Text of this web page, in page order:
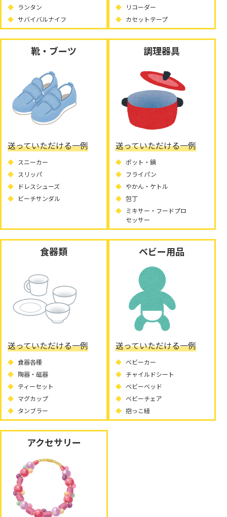
ランタン
サバイバルナイフ
リコーダー
カセットテープ
靴・ブーツ
送っていただける一例
スニーカー
スリッパ
ドレスシューズ
ビーチサンダル
調理器具
送っていただける一例
ポット・鍋
フライパン
やかん・ケトル
包丁
ミキサー・フードプロ
セッサー
食器類
送っていただける一例
食器各種
陶器・磁器
ティーセット
マグカップ
タンブラー
ベビー用品
送っていただける一例
ベビーカー
チャイルドシート
ベビーベッド
ベビーチェア
抱っこ紐
アクセサリー